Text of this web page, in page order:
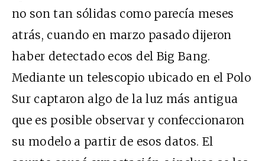
no son tan sólidas como parecía meses
atrás, cuando en marzo pasado dijeron
haber detectado ecos del Big Bang.
Mediante un telescopio ubicado en el Polo
Sur captaron algo de la luz más antigua
que es posible observar y confeccionaron
su modelo a partir de esos datos. El